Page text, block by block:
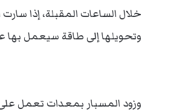
خلال الساعات المقبلة، إذا
وتحويلها إلى طاقة سيعمل بها
وزود المسبار بمعدات تعمل على